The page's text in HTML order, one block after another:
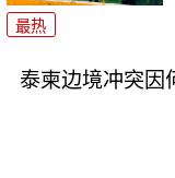
最热
泰柬边境冲突因